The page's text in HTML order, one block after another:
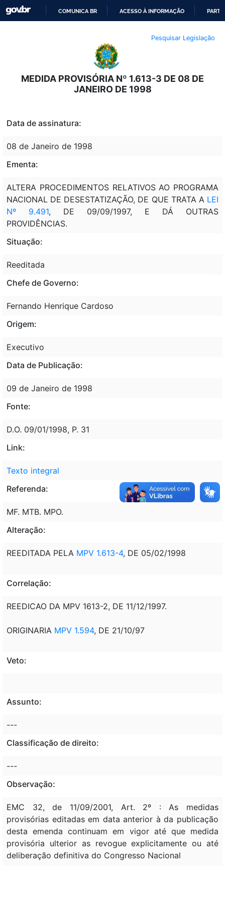
O
CONTEÚDO
COMUNICA BR ACESSO À INFORMAÇÃO
Pesquisar Legislação
MEDIDA PROVISÓRIA Nº 1.613-3 DE 08 DE
JANEIRO DE 1998
Data de assinatura:
08 de Janeiro de 1998
Ementa:
ALTERA PROCEDIMENTOS RELATIVOS AO PROGRAMA
NACIONAL DE DESESTATIZAÇÃO, DE QUE TRATA A LEI
Nº 9.491, DE 09/09/1997, E DÁ OUTRAS
PROVIDÊNCIAS.
Situação:
Reeditada
Chefe de Governo:
Fernando Henrique Cardoso
Origem:
Executivo
Data de Publicação:
09 de Janeiro de 1998
Fonte:
D.O. 09/01/1998, P. 31
Link:
Texto integral
Referenda:
MF. MTB. MPO.
Alteração:
REEDITADA PELA MPV 1.613-4, DE 05/02/1998
Correlação:
REEDICAO DA MPV 1613-2, DE 11/12/1997.
ORIGINARIA MPV 1.594, DE 21/10/97
Veto:
Assunto:
---
Classificação de direito:
---
Observação:
EMC 32, de 11/09/2001, Art. 2º : As medidas
provisórias editadas em data anterior à da publicação
desta emenda continuam em vigor até que medida
provisória ulterior as revogue explicitamente ou até
deliberação definitiva do Congresso Nacional